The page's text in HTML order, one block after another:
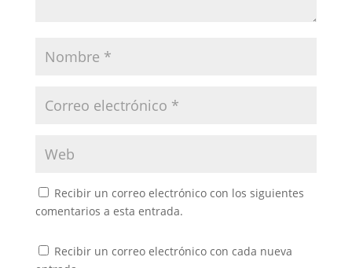
Recibir un correo electrónico con los siguientes
comentarios a esta entrada.
Recibir un correo electrónico con cada nueva